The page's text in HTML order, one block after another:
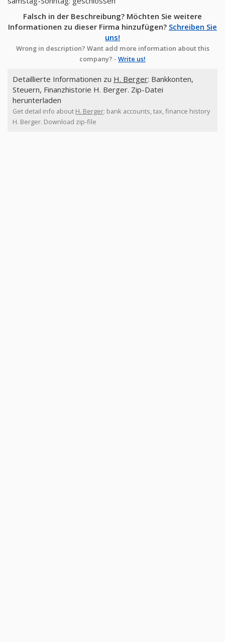
Falsch in der Beschreibung? Möchten Sie weitere
Informationen zu dieser Firma hinzufügen? Schreiben Sie
uns!
Wrong in description? Want add more information about this
company? - Write us!
Detaillierte Informationen zu H. Berger: Bankkonten,
Steuern, Finanzhistorie H. Berger. Zip-Datei
herunterladen
Get detail info about H. Berger: bank accounts, tax, finance history
H. Berger. Download zip-file